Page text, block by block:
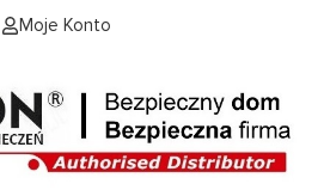
Moje Konto